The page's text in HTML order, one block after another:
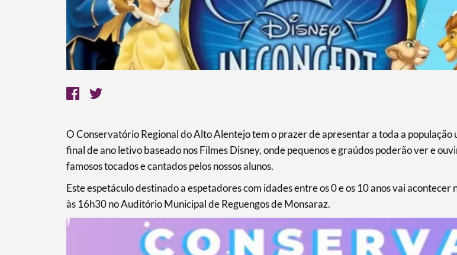
O Conservatório Regional do Alto Alentejo tem o prazer de apresentar a toda a população
final de ano letivo baseado nos Filmes Disney, onde pequenos e graúdos poderão ver e
famosos tocados e cantados pelos nossos alunos.
Este espetáculo destinado a espetadores com idades entre os 0 e os 10 anos vai acontecer
às 16h30 no Auditório Municipal de Reguengos de Monsaraz.